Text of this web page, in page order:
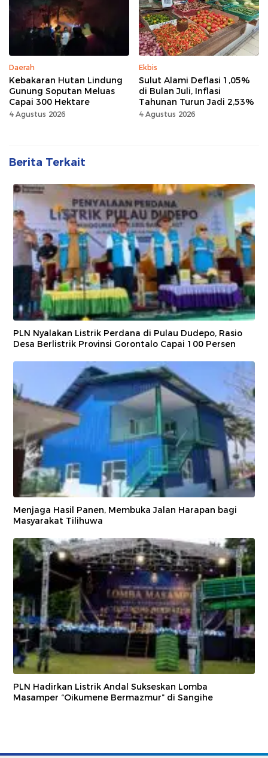
Daerah
Kebakaran Hutan Lindung
Gunung Soputan Meluas
Capai 300 Hektare
4 Agustus 2026
Ekbis
Sulut Alami Deflasi 1,05%
di Bulan Juli, Inflasi
Tahunan Turun Jadi 2,53%
4 Agustus 2026
Berita Terkait
PLN Nyalakan Listrik Perdana di Pulau Dudepo, Rasio
Desa Berlistrik Provinsi Gorontalo Capai 100 Persen
Menjaga Hasil Panen, Membuka Jalan Harapan bagi
Masyarakat Tilihuwa
PLN Hadirkan Listrik Andal Sukseskan Lomba
Masamper “Oikumene Bermazmur” di Sangihe